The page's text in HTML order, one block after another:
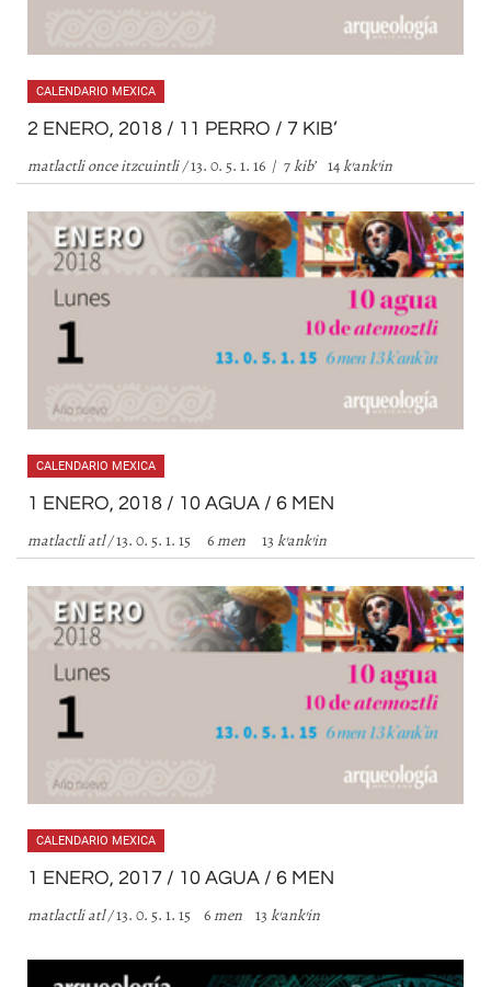
CALENDARIO MEXICA
2 ENERO, 2018 / 11 PERRO / 7 KIB’
matlactli once itzcuintli /13. 0. 5. 1. 16 / 7kib’14k’ank’in
CALENDARIO MEXICA
1 ENERO, 2018 / 10 AGUA / 6 MEN
matlactli atl /13. 0. 5. 1. 15 6men 13 k’ank’in
CALENDARIO MEXICA
1 ENERO, 2017 / 10 AGUA / 6 MEN
matlactli atl /13. 0. 5. 1. 15 6men 13 k’ank’in